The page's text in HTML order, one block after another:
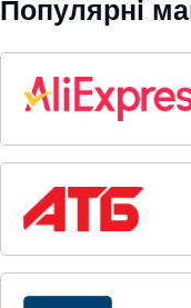
Популярні